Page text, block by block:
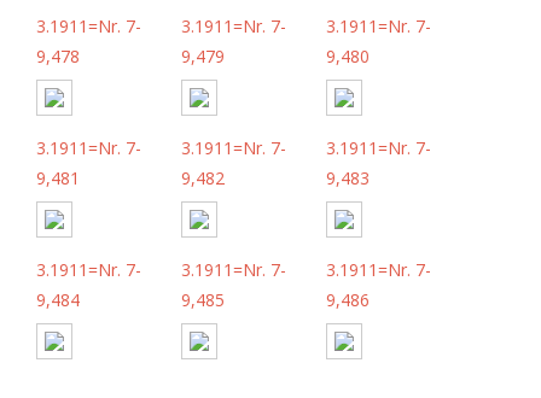
3.1911=Nr. 7-
9,478
3.1911=Nr. 7-
9,479
3.1911=Nr. 7-
9,480
3.1911=Nr. 7-
9,481
3.1911=Nr. 7-
9,482
3.1911=Nr. 7-
9,483
3.1911=Nr. 7-
9,484
3.1911=Nr. 7-
9,485
3.1911=Nr. 7-
9,486